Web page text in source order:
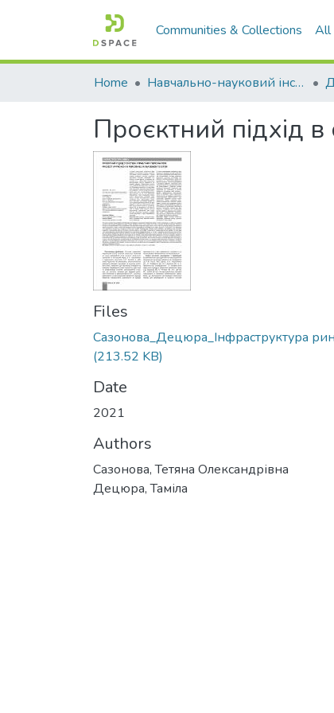
Communities & Collections All
Home Навчально-науковий інститут економіки, управління, права та інформаційних технологій
Проєктний підхід
Files
Сазонова_Децюра_Інфраструктура
(213.52 KB)
Date
2021
Authors
Сазонова, Тетяна Олександрівна
Децюра, Таміла